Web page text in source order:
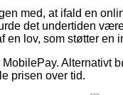
med, at ifald en
det undertiden
en lov, som støtter en
Alternativt
prisen over tid.